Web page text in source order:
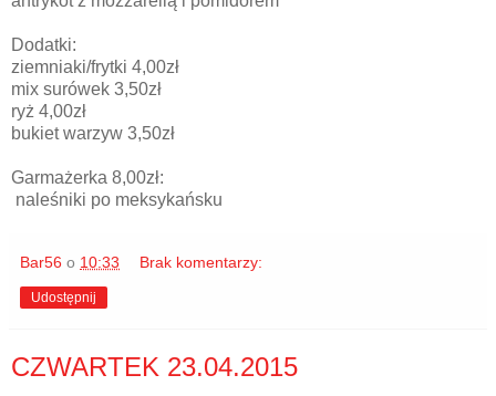
Dodatki:
ziemniaki/frytki 4,00zł
mix surówek 3,50zł
ryż 4,00zł
bukiet warzyw 3,50zł
Garmażerka 8,00zł:
naleśniki po meksykańsku
Bar56 o 10:33 Brak komentarzy:
Udostępnij
CZWARTEK 23.04.2015